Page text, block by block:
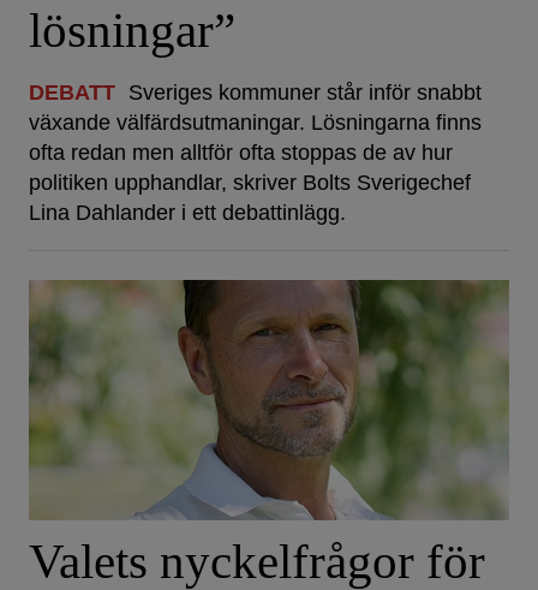
lösningar”
DEBATT Sveriges kommuner står inför snabbt
växande välfärdsutmaningar. Lösningarna finns
ofta redan men alltför ofta stoppas de av hur
politiken upphandlar, skriver Bolts Sverigechef
Lina Dahlander i ett debattinlägg.
Valets nyckelfrågor för